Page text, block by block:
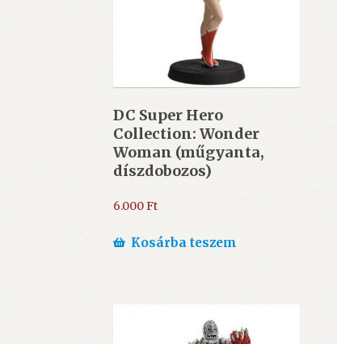
DC Super Hero
Collection: Wonder
Woman (műgyanta,
díszdobozos)
6.000Ft
Kosárba teszem